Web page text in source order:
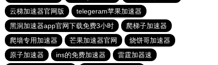
云梯加速器官网版
telegeram苹果加速器
黑洞加速器app官网下载免费3小时
爬梯子加速器
爬墙专用加速器
芒果加速器官网
烧饼哥加速器
原子加速器
ins的免费加速器
雷霆加器速